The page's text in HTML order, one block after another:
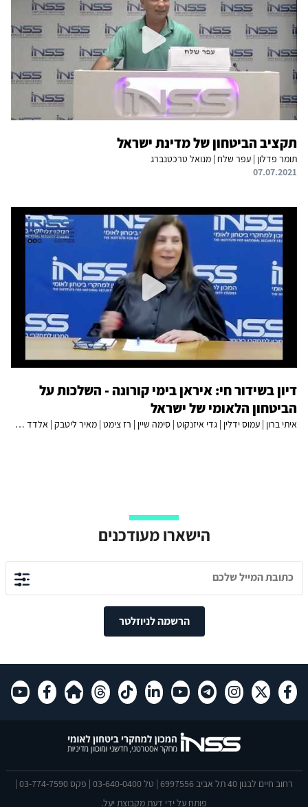
תקציב הביטחון של מדינת ישראל
תומר פדלון | עפר שלח | מנואל טרכטנברג
07.07.2021
דיון בשידור חי: איראן בימי קורונה - השלכות על
הביטחון הלאומי של ישראל
איתי ברון | עמוס ידלין | גדי איזנקוט | סימה שיין | רז צימט | מאיר ליטבק | אלדד שביט | תומר פדלון
הישארו מעודכנים
הרשמה לניוזלטר
רחוב חיים לבנון 40 תל אביב 6997556 | טל 03-640-0400 | פקס 03-774-7590 |
פותח על ידי דעתמקבוצת יעל.